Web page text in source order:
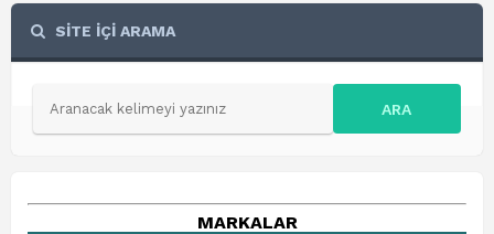
SİTE İÇİ ARAMA
ARA
MARKALAR